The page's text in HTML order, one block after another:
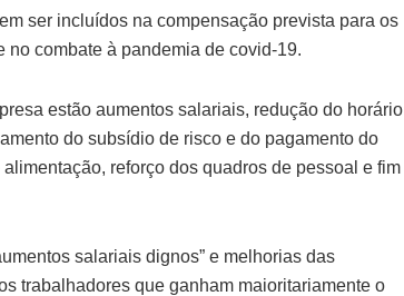
ser incluídos na compensação prevista para os
combate à pandemia de covid-19.
estão aumentos salariais, redução do horário
do subsídio de risco e do pagamento do
reforço dos quadros de pessoal e fim
salariais dignos” e melhorias das
trabalhadores que ganham maioritariamente o